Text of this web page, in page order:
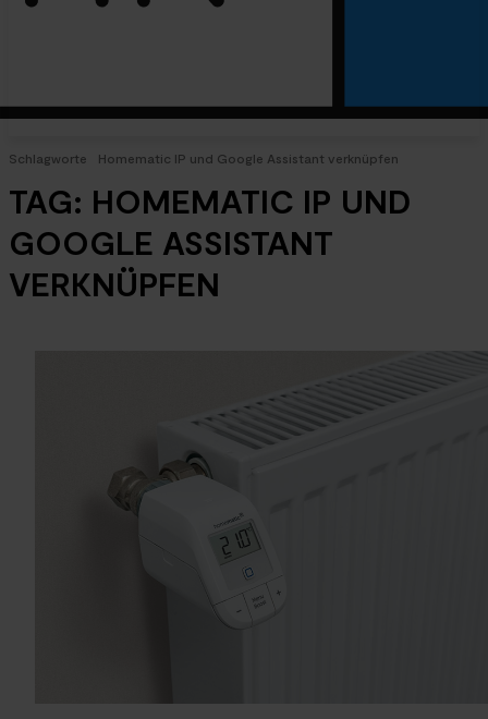
Schlagworte Homematic IP und Google Assistant verknüpfen
TAG: HOMEMATIC IP UND
GOOGLE ASSISTANT
VERKNÜPFEN